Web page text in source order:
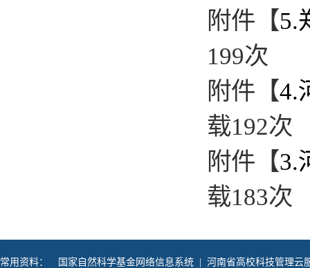
附件【5.
199次
附件【4.
载192次
附件【3.
载183次
常用资料： 国家自然科学基金网络信息系统
河南省高校科技管理